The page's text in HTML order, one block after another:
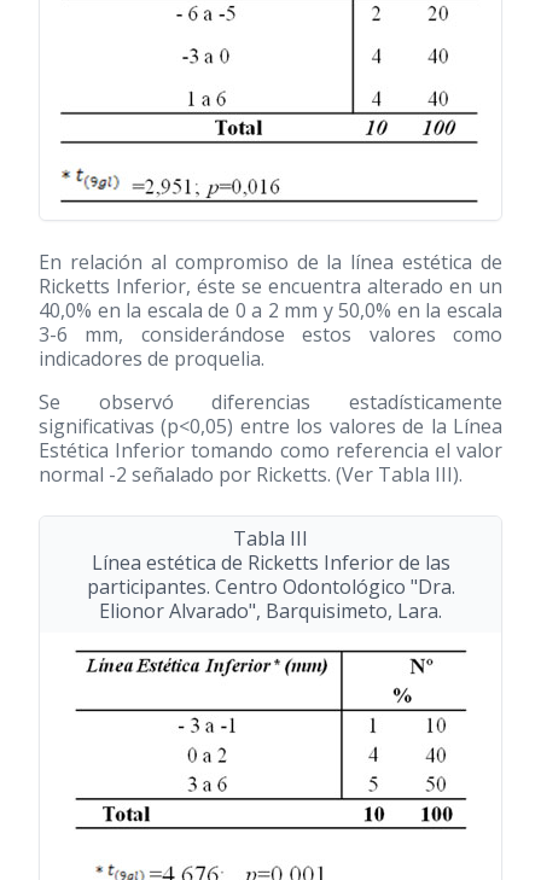
En relación al compromiso de la línea estética de
Ricketts Inferior, éste se encuentra alterado en un
40,0% en la escala de 0 a 2 mm y 50,0% en la escala
3-6 mm, considerándose estos valores como
indicadores de proquelia.
Se observó diferencias estadísticamente
significativas (p<0,05) entre los valores de la Línea
Estética Inferior tomando como referencia el valor
normal -2 señalado por Ricketts. (Ver Tabla III).
Tabla III
Línea estética de Ricketts Inferior de las
participantes. Centro Odontológico "Dra.
Elionor Alvarado", Barquisimeto, Lara.